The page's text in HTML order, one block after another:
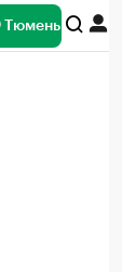
Тюмень